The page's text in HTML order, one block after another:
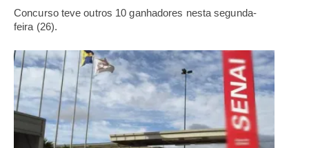
Concurso teve outros 10 ganhadores nesta segunda-
feira (26).